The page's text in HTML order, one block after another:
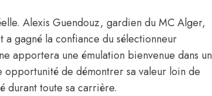
Alexis Guendouz, gardien du MC Alger,
gagné la confiance du sélectionneur
apportera une émulation bienvenue dans un
opportunité de démontrer sa valeur loin de
durant toute sa carrière.